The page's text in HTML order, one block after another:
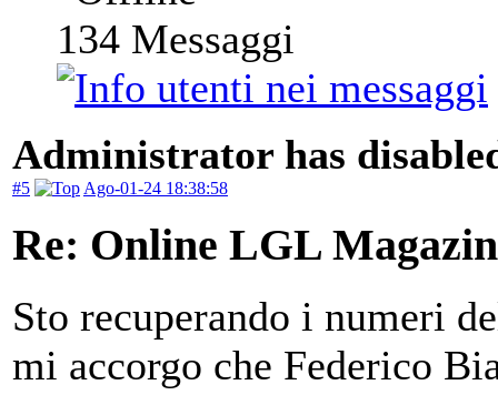
134 Messaggi
Administrator has
#5 Ago-01-24 18:38:58
Re: Online LGL
Sto recuperando i numeri
mi accorgo che Federico